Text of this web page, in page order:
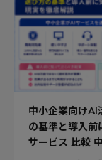
中小企業向け
の基準と導入前
サービス 比較 中